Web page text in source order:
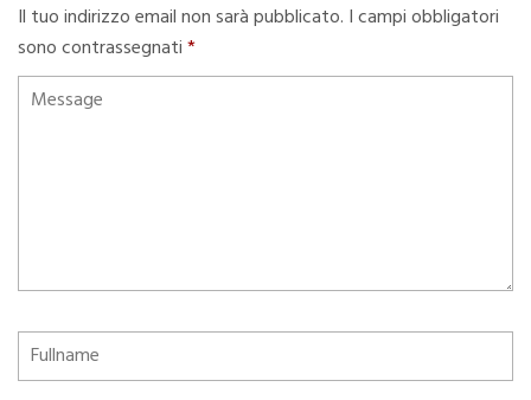
Il tuo indirizzo email non sarà pubblicato. I campi obbligatori
sono contrassegnati*